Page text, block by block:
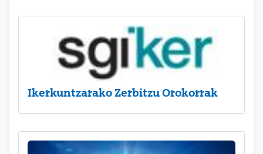
Ikerkuntzarako Zerbitzu Orokorrak